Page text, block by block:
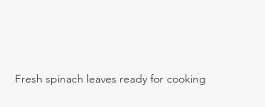
Fresh spinach leaves ready for cooking